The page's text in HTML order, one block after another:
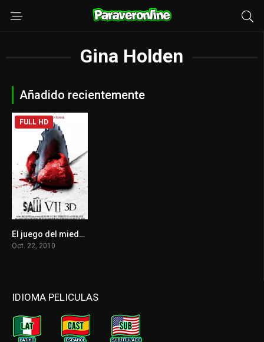
Gina Holden
Añadido recientemente
5.5
FULL HD
El juego del miedo 7
Oct. 22, 2010
IDIOMA PELICULAS